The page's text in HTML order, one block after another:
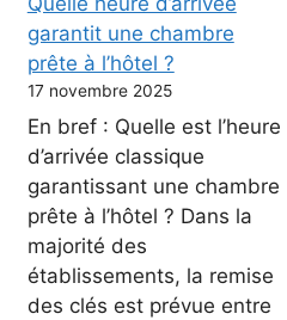
garantit une chambre
prête à l’hôtel ?
17 novembre 2025
En bref : Quelle est l’heure
d’arrivée classique
garantissant une chambre
prête à l’hôtel ? Dans la
majorité des
établissements, la remise
des clés est prévue entre